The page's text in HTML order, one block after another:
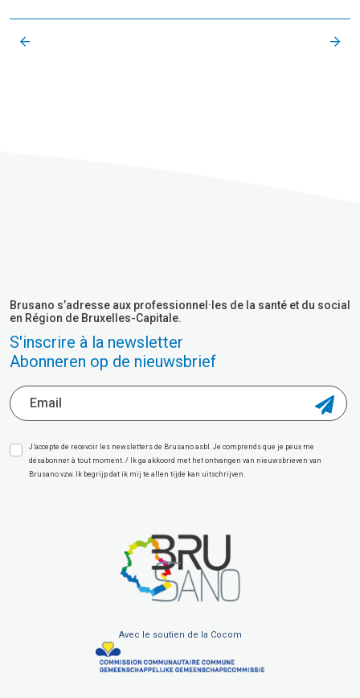
Brusano s’adresse aux professionnel·les de la santé et du social
en Région de Bruxelles-Capitale.
S'inscrire à la newsletter
Abonneren op de nieuwsbrief
J’accepte de recevoir les newsletters de Brusano asbl. Je comprends que je peux me
désabonner à tout moment. / Ik ga akkoord met het ontvangen van nieuwsbrieven van
Brusano vzw. Ik begrijp dat ik mij te allen tijde kan uitschrijven.
Avec le soutien de la Cocom